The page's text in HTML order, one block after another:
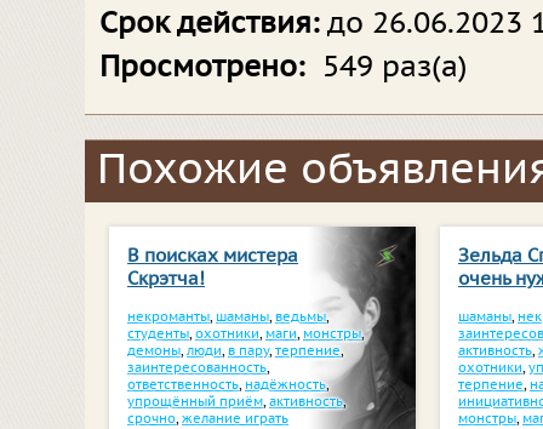
Срок действия: до 26.06.2023
Просмотрено: 549 раз(а)
Похожие
В поисках мистера
Скрэтча!
некроманты, шаманы, ведьмы,
студенты, охотники, маги, монстры,
демоны, люди, в пару, терпение,
заинтересованность,
ответственность, надёжность,
упрощённый приём, активность,
срочно, желание играть
Зельда
очень
шаманы,
активность,
охотники,
терпение,
монстры,